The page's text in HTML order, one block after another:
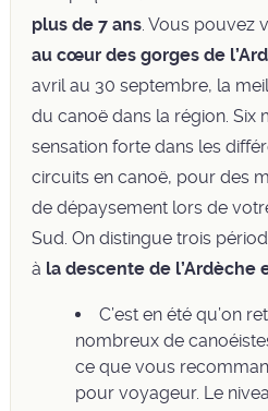
plus de 7 ans. Vous pouvez
au cœur des gorges de
avril au 30 septembre, la
du canoë dans la région.
sensation forte dans les
circuits en canoë, pour des
de dépaysement lors de
Sud. On distingue trois
à la descente de l’Ardèche
C’est en été qu’on
nombreux de
ce que vous
pour voyageur. Le